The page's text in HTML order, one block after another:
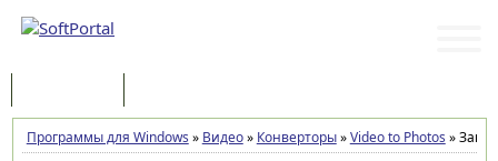
Программы для Windows » Видео» Конверторы»Video to Photos »